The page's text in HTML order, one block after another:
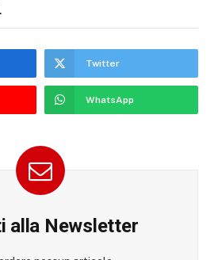
Twitter
WhatsApp
alla Newsletter